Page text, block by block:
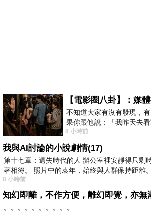
不知道大家有沒有發現，
果你跟他說：「我昨天去
出一種慈祥的微笑，然後問
8 小時前
我與AI討論的小說劇情(17)
第十七章：遺失時代的人 辦公室裡安靜得只剩
著相簿。 照片中的袁年，始終與人群保持距離
8 小時前
知幻即離，不作方便，離幻即覺，亦無
。。。。。。。。。。